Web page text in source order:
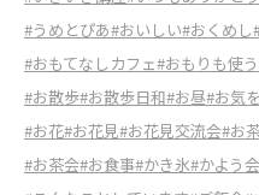
#うめとぴあ#おいしい#おくめし
#おもてなしカフェ#おもりも使
#お散歩#お散歩日和#お昼#お気
#お花#お花見#お花見交流会#お
#お茶会#お食事#かき氷#かよう会